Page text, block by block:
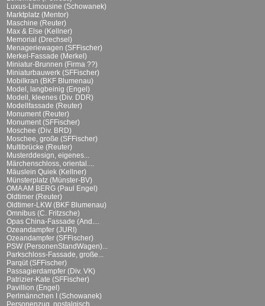
Luxus-Limousine (Schowanek)
Marktplatz (Mentor)
Maschine (Reuter)
Max & Else (Kellner)
Memorial (Drechsel)
Menageriewagen (SFFischer)
Merkel-Fassade (Merkel)
Miniatur-Brunnen (Firma ??)
Miniaturbauwerk (SFFischer)
Mobilkran (BKF Blumenau)
Model, langbeinig (Engel)
Modell, kleenes (Div. DDR)
Modellfassade (Reuter)
Monument (Reuter)
Monument (SFFischer)
Moschee (Div. BRD)
Moschee, große (SFFischer)
Multibrücke (Reuter)
Musterddesign, eigenes...
Märchenschloss, oriental....
Mäuslein Quiek (Kellner)
Münsterplatz (Münster-BV)
OMA AM BERG (Paul Engel)
Oldtimer (Reuter)
Oldtimer-LKW (BKF Blumenau)
Omnibus (C. Fritzsche)
Opas China-Fassade (And....
Ozeandampfer (JURI)
Ozeandampfer (SFFischer)
PSW (PersonenStandWagen)...
Parkschloss-Fassade, große...
Parqüt (SFFischer)
Passagierdampfer (Div. VK)
Patrizier-Kate (SFFischer)
Pavillion (Engel)
Perlmännchen I (Schowanek)
Personenzug, nostalgisch...